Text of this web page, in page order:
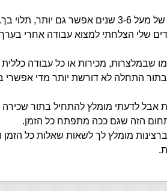
יותר, תלוי בך.
שבמלצרות, מכירות או כל עבודה
התחלה לא דורשת יותר מדי אפשרי
אבל לדעתי מומלץ להתחיל בתור שכירה
הזה שגם ככה מתפתח כל הזמן.
מומלץ לך לשאות שאלות כל הזמן